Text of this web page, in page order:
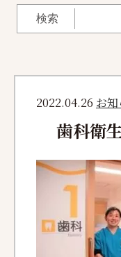
2022.04.26 お
歯科衛